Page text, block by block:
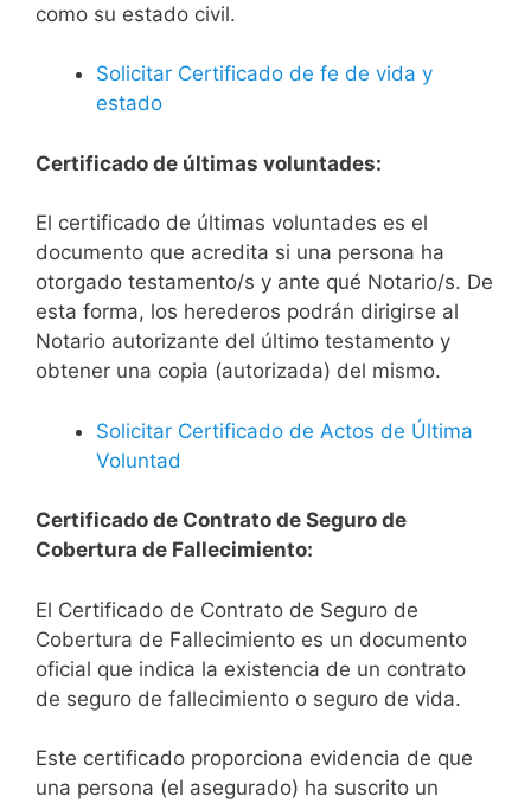
como su estado civil.
Solicitar Certificado de fe de vida y
estado
Certificado de últimas voluntades:
El certificado de últimas voluntades es el
documento que acredita si una persona ha
otorgado testamento/s y ante qué Notario/s. De
esta forma, los herederos podrán dirigirse al
Notario autorizante del último testamento y
obtener una copia (autorizada) del mismo.
Solicitar Certificado de Actos de Última
Voluntad
Certificado de Contrato de Seguro de
Cobertura de Fallecimiento:
El Certificado de Contrato de Seguro de
Cobertura de Fallecimiento es un documento
oficial que indica la existencia de un contrato
de seguro de fallecimiento o seguro de vida.
Este certificado proporciona evidencia de que
una persona (el asegurado) ha suscrito un